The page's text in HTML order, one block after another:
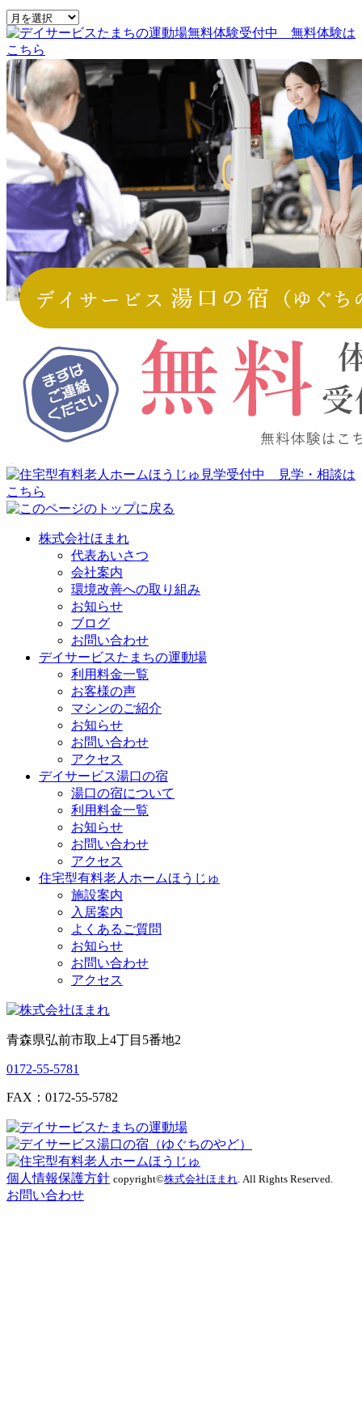
株式会社ほまれ
代表あいさつ
会社案内
環境改善への取り組み
お知らせ
ブログ
お問い合わせ
デイサービスたまちの運動場
利用料金一覧
お客様の声
マシンのご紹介
お知らせ
お問い合わせ
アクセス
デイサービス湯口の宿
湯口の宿について
利用料金一覧
お知らせ
お問い合わせ
アクセス
住宅型有料老人ホームほうじゅ
施設案内
入居案内
よくあるご質問
お知らせ
お問い合わせ
アクセス
青森県弘前市取上4丁目5番地2
0172-55-5781
FAX：0172-55-5782
個人情報保護方針 copyright©株式会社ほまれ. All Rights Reserved.
お問い合わせ